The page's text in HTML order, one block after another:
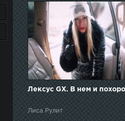
Лексус GX. В нем и
Лиса Рулит